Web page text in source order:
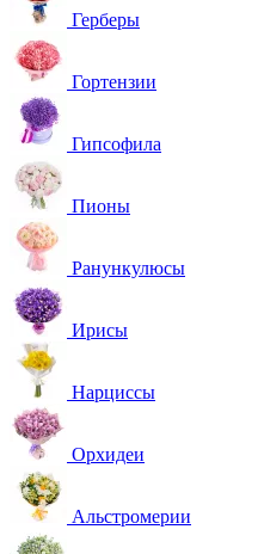
Герберы
Гортензии
Гипсофила
Пионы
Ранункулюсы
Ирисы
Нарциссы
Орхидеи
Альстромерии